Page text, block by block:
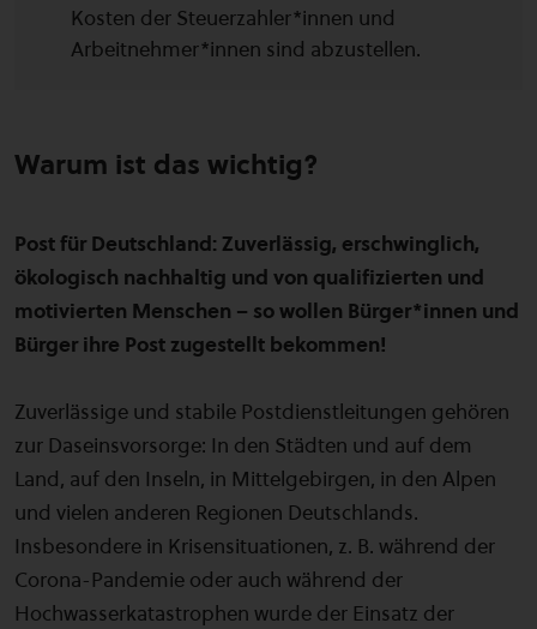
Kosten der Steuerzahler*innen und
Arbeitnehmer*innen sind abzustellen.
Warum ist das wichtig?
Post für Deutschland: Zuverlässig, erschwinglich,
ökologisch nachhaltig und von qualifizierten und
motivierten Menschen – so wollen Bürger*innen und
Bürger ihre Post zugestellt bekommen!
Zuverlässige und stabile Postdienstleitungen gehören
zur Daseinsvorsorge: In den Städten und auf dem
Land, auf den Inseln, in Mittelgebirgen, in den Alpen
und vielen anderen Regionen Deutschlands.
Insbesondere in Krisensituationen, z. B. während der
Corona-Pandemie oder auch während der
Hochwasserkatastrophen wurde der Einsatz der